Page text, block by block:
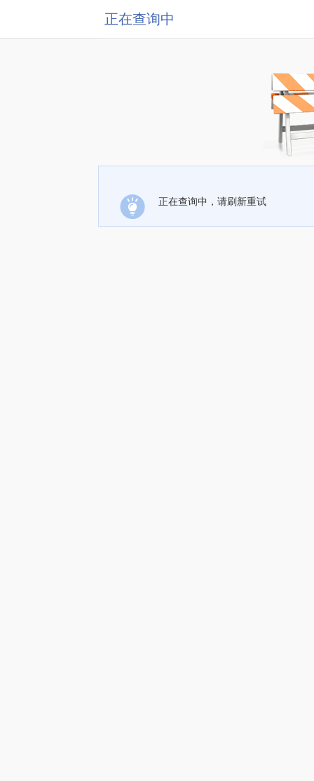
正在查询中
正在查询中，请刷新重试